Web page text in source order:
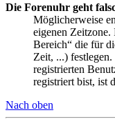
Die Forenuhr geht
Möglicherweise
eigenen Zeitzone.
Bereich“ die für
Zeit, ...)
registrierten
registriert bist, ist
Nach oben